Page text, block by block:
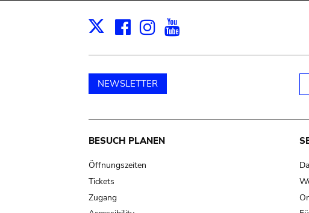
X Facebook
Instagram
NEWSLETTER
Main
navigation
BESUCH PLANEN
Öffnungszeiten
Tickets
Zugang